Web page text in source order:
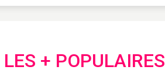
LES + POPULAIRES